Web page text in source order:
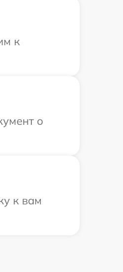
к
о
к вам